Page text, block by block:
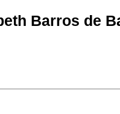
Barros de